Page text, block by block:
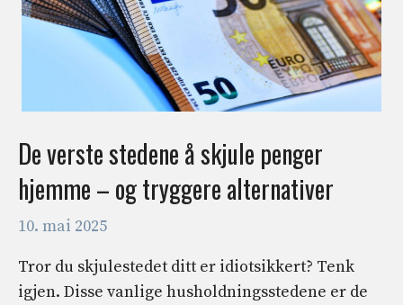
De verste stedene å skjule penger
hjemme – og tryggere alternativer
10. mai 2025
Tror du skjulestedet ditt er idiotsikkert? Tenk
igjen. Disse vanlige husholdningsstedene er de